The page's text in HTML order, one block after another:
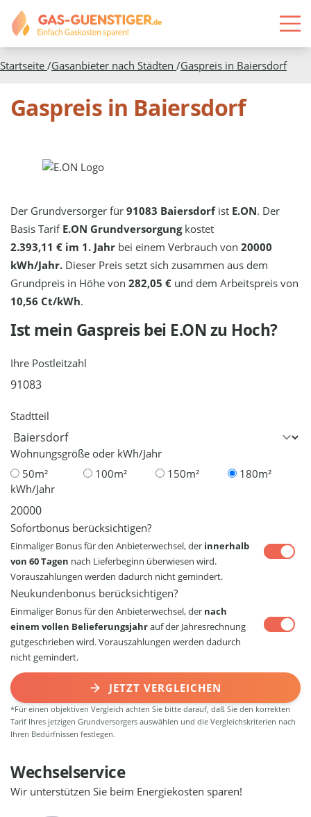
Startseite /Gasanbieter nach Städten /Gaspreis in Baiersdorf
Gaspreis in Baiersdorf
Der Grundversorger für91083 Baiersdorfist E.ON. Der
Basis Tarif E.ON Grundversorgungkostet
2.393,11 € im 1. Jahr bei einem Verbrauch von20000
kWh/Jahr. Dieser Preis setzt sich zusammen aus dem
Grundpreis in Höhe von282,05 € und dem Arbeitspreis von
10,56 Ct/kWh.
Ist mein Gaspreis bei E.ONzu Hoch?
Ihre Postleitzahl
Stadtteil
Wohnungsgröße oder kWh/Jahr
50m²
100m² 150m²
180m²
kWh/Jahr
Sofortbonus berücksichtigen?
Einmaliger Bonus für den Anbieterwechsel, der innerhalb
von 60 Tagen nach Lieferbeginn überwiesen wird.
Vorauszahlungen werden dadurch nicht gemindert.
Neukundenbonus berücksichtigen?
Einmaliger Bonus für den Anbieterwechsel, der nach
einem vollen Belieferungsjahrauf der Jahresrechnung
gutgeschrieben wird. Vorauszahlungen werden dadurch
nicht gemindert.
JETZT VERGLEICHEN
*Für einen objektiven Vergleich achten Sie bitte darauf, daß Sie den korrekten
Tarif Ihres jetzigen Grundversorgers auswählen und die Vergleichskriterien nach
Ihren Bedürfnissen festlegen.
Wechselservice
Wir unterstützen Sie beim Energiekosten sparen!